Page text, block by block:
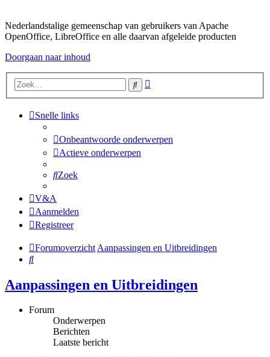
Nederlandstalige gemeenschap van gebruikers van Apache
OpenOffice, LibreOffice en alle daarvan afgeleide producten
Doorgaan naar inhoud
Zoek
Snelle links
Onbeantwoorde onderwerpen
Actieve onderwerpen
Zoek
V&A
Aanmelden
Registreer
Forumoverzicht Aanpassingen en Uitbreidingen
Zoek
Aanpassingen en Uitbreidingen
Forum
Onderwerpen
Berichten
Laatste bericht